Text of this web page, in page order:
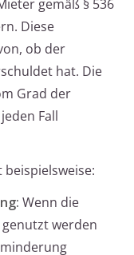
gemäß § 536
Diese
ob der
hat. Die
Grad der
Fall
Wenn die
werden